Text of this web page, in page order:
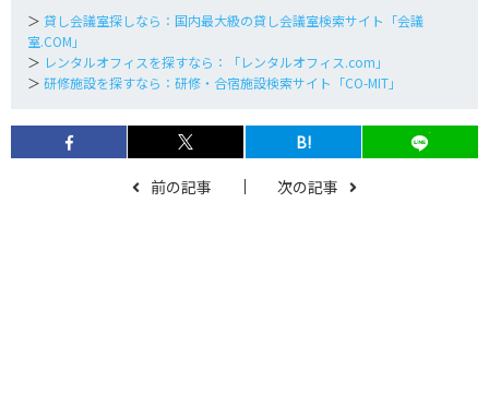
＞ 貸し会議室探しなら：国内最大級の貸し会議室検索サイト「会議
室.COM」
＞ レンタルオフィスを探すなら：「レンタルオフィス.com」
＞ 研修施設を探すなら：研修・合宿施設検索サイト「CO-MIT」
B!
前の記事 次の記事